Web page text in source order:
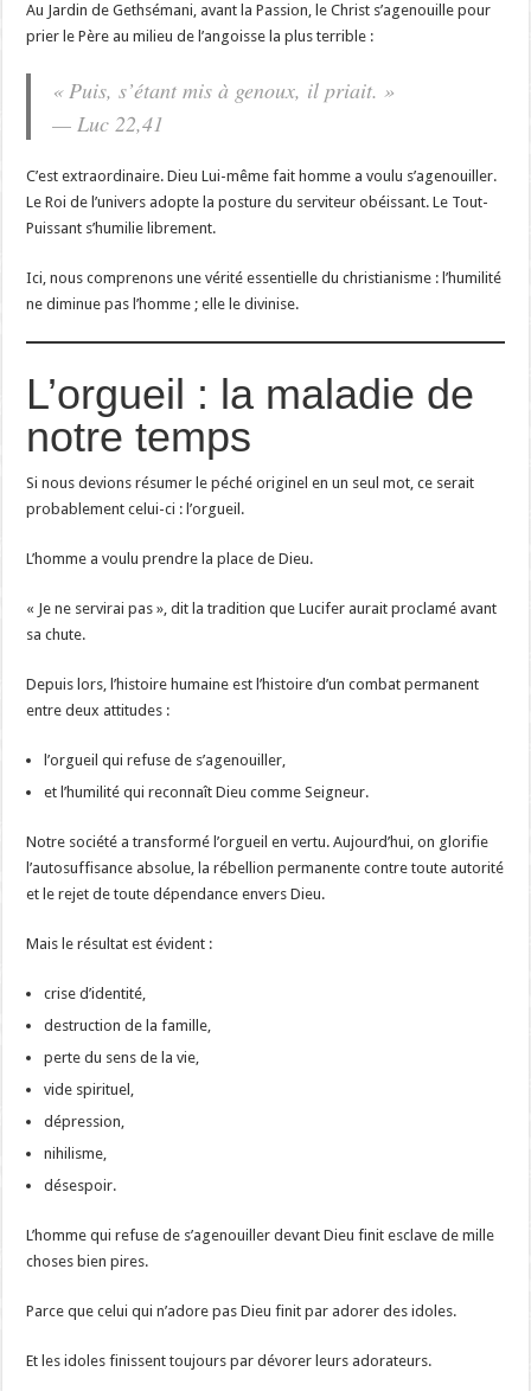
Au Jardin de Gethsémani, avant la Passion, le Christ s’agenouille pour
prier le Père au milieu de l’angoisse la plus terrible :
« Puis, s’étant mis à genoux, il priait. »
— Luc 22,41
C’est extraordinaire. Dieu Lui-même fait homme a voulu s’agenouiller.
Le Roi de l’univers adopte la posture du serviteur obéissant. Le Tout-
Puissant s’humilie librement.
Ici, nous comprenons une vérité essentielle du christianisme : l’humilité
ne diminue pas l’homme ; elle le divinise.
L’orgueil : la maladie de
notre temps
Si nous devions résumer le péché originel en un seul mot, ce serait
probablement celui-ci : l’orgueil.
L’homme a voulu prendre la place de Dieu.
« Je ne servirai pas », dit la tradition que Lucifer aurait proclamé avant
sa chute.
Depuis lors, l’histoire humaine est l’histoire d’un combat permanent
entre deux attitudes :
l’orgueil qui refuse de s’agenouiller,
et l’humilité qui reconnaît Dieu comme Seigneur.
Notre société a transformé l’orgueil en vertu. Aujourd’hui, on glorifie
l’autosuffisance absolue, la rébellion permanente contre toute autorité
et le rejet de toute dépendance envers Dieu.
Mais le résultat est évident :
crise d’identité,
destruction de la famille,
perte du sens de la vie,
vide spirituel,
dépression,
nihilisme,
désespoir.
L’homme qui refuse de s’agenouiller devant Dieu finit esclave de mille
choses bien pires.
Parce que celui qui n’adore pas Dieu finit par adorer des idoles.
Et les idoles finissent toujours par dévorer leurs adorateurs.